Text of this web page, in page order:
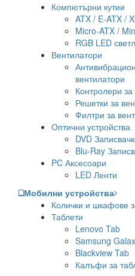
Компютърни кутии
ATX / E-ATX /
Micro-ATX /
RGB LED
Вентилатори
вентилатори
Контролери
Решетки за
Филтри за
Оптични устройства
DVD
Blu-Ray
PC Аксесоари
LED Ленти
Мобилни устройства
Колички и шкафове
Таблети
Lenovo Tab
Samsung
Blackview Tab
Калъфи за